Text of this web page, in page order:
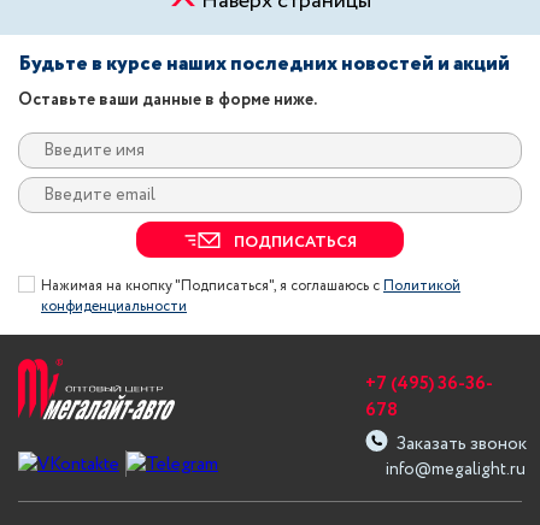
Будьте в курсе наших последних новостей и акций
Оставьте ваши данные в форме ниже.
ПОДПИСАТЬСЯ
Нажимая на кнопку "Подписаться", я соглашаюсь сПолитикой
конфиденциальности
info@megalight.ru
+7 (495) 36-36-
678
Заказать звонок